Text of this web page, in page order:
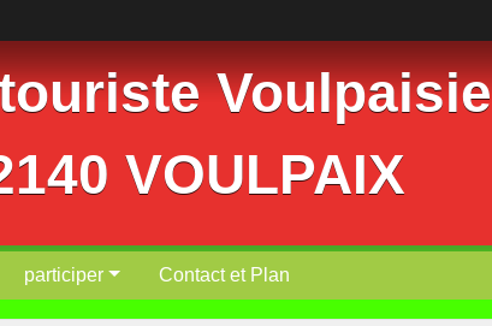
VOULPAIX
participer Contact et Plan